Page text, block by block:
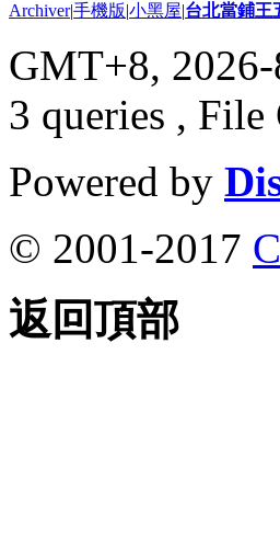
Archiver|手機版|小黑屋|台北當鋪王
GMT+8,
3 queries , File
Powered by
© 2001-2017
返回頂部